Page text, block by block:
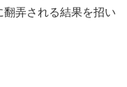
弄される結果を招い